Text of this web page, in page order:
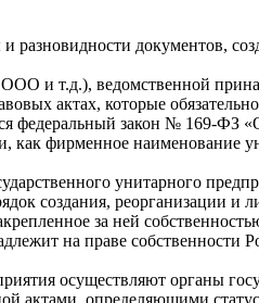
разновидности документов,
и т.д.), ведомственной
актах, которые
федеральный закон № 169-ФЗ
фирменное наименование
унитарного
создания, реорганизации и
за ней
на праве собственности
осуществляют органы
актами, определяющими статус